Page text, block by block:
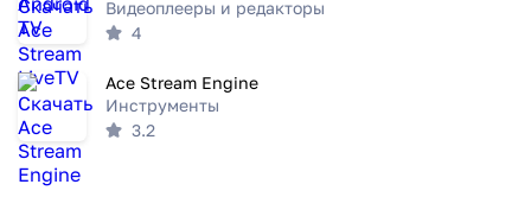
Видеоплееры и редакторы
4
Ace Stream Engine
Инструменты
3.2